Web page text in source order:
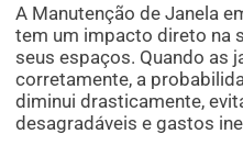
A Manutenção de Janela
tem um impacto direto na
seus espaços. Quando as
corretamente, a
diminui drasticamente,
desagradáveis e gastos